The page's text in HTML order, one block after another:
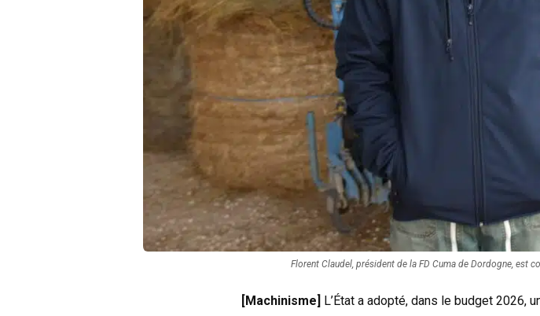
Florent Claudel, président de la FD Cuma de Dordogne, est
[Machinisme]
L’État a adopté, dans le budget 2026,